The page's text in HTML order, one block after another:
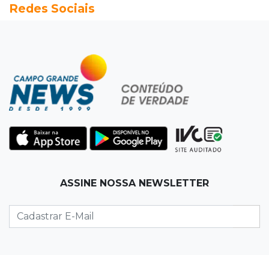
Júri condena a 25 anos homem que atropelou
Banco Central reduz juros para 14% ao ano em
4º corte consecutivo
Dólar comercial fecha cotado a R$ 5,12 com
atenção ao cenário externo
Ideb
Estado, mas aprendizagem recua
Redes Sociais
ASSINE NOSSA NEWSLETTER